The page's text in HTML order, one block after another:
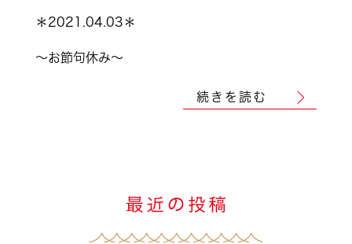
＊2021.04.03＊
～お節句休み～
続きを読む